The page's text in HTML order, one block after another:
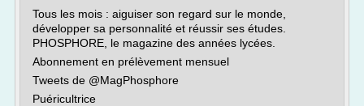
Tous les mois : aiguiser son regard sur le monde,
développer sa personnalité et réussir ses études.
PHOSPHORE, le magazine des années lycées.
Abonnement en prélèvement mensuel
Tweets de @MagPhosphore
Puéricultrice